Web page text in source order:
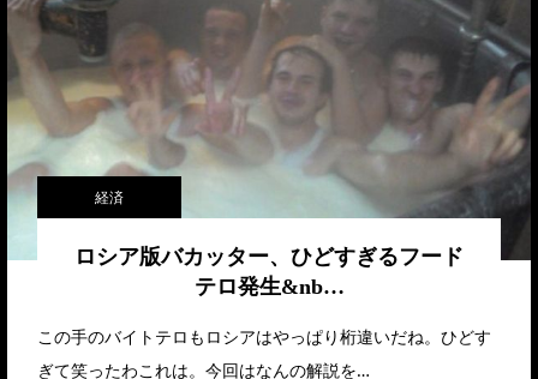
経済
ロシア版バカッター、ひどすぎるフード
テロ発生&nb…
この手のバイトテロもロシアはやっぱり桁違いだね。ひどす
ぎて笑ったわこれは。今回はなんの解説を…